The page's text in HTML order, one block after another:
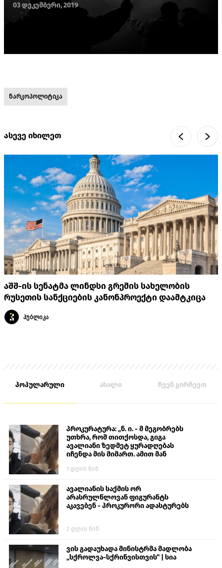
03 დეკემბერი, 2019
ნარკოპოლიტიკა
ასევე იხილეთ
აშშ-ის სენატმა ლინდსი გრემის სახელობის
რუსეთის სანქციების კანონპროექტი დაამტკიცა
პუბლიკა
პოპულარული ახალი ჩვენ გირჩევთ
პროკურატურა: „ნ. ი. - მ მეგობრებს
უთხრა, რომ თითქოსდა, გიგა
ავალიანი ზედმეტ ყურადღებას
იჩენდა მის მიმართ. ამით მან
თავს დასხმოდა გიგა ავალიანს“
1 დღის წინ
ავალიანის საქმის ორ
არასრულწლოვან ფიგურანტს
აკავებენ - პროკურორი ადასტურებს
2 დღის წინ
ვის გადაუხადა მინისტრმა მადლობა
„სქროლვა-სქრინვისთვის“ | სია